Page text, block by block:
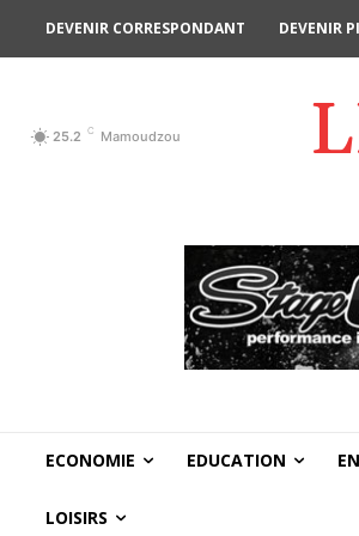
DEVENIR CORRESPONDANT DEVENIR
25.2 C Mamoudzou
ECONOMIE EDUCATION
LOISIRS